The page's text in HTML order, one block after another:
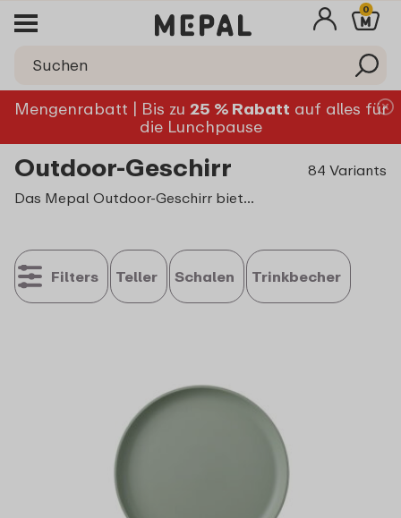
0
Mengenrabatt | Bis zu 25 % Rabatt auf alles für
die Lunchpause
Outdoor-Geschirr
84 Variants
Das Mepal Outdoor-Geschirr bietet den ultimativen Komfort für Abenteurer und Feinschmecker. Mit unserem hochwertigen Outdoor-Geschirr kombinierst du Langlebigkeit mit Stil, so lassen sich die leckersten Speisen auch im Freien genießen. Entdecke unser Sortiment an wiederverwendbaren und langlebigen Kunststofftellern, -schalen und -bechern, die sich perfekt für jede Outdoor-Aktivität eignen.
Filters Teller Schalen Trinkbecher